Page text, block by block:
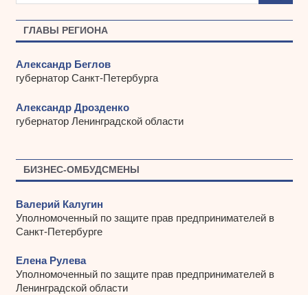
ГЛАВЫ РЕГИОНА
Александр Беглов
губернатор Санкт-Петербурга
Александр Дрозденко
губернатор Ленинградской области
БИЗНЕС-ОМБУДСМЕНЫ
Валерий Калугин
Уполномоченный по защите прав предпринимателей в
Санкт-Петербурге
Елена Рулева
Уполномоченный по защите прав предпринимателей в
Ленинградской области
ы